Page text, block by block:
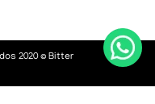
2020 © Bitter